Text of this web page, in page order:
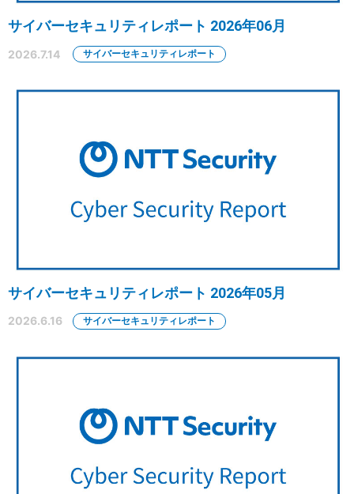
サイバーセキュリティレポート 2026年06月
2026.7.14 サイバーセキュリティレポート
サイバーセキュリティレポート 2026年05月
2026.6.16 サイバーセキュリティレポート